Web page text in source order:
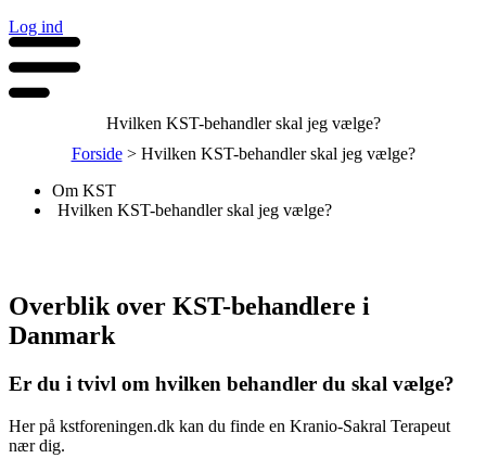
Log ind
Hvilken KST-behandler skal jeg vælge?
Forside> Hvilken KST-behandler skal jeg vælge?
Om KST
Hvilken KST-behandler skal jeg vælge?
Overblik over KST-behandlere i
Danmark
Er du i tvivl om hvilken behandler du skal vælge?
Her på kstforeningen.dk kan du finde en Kranio-Sakral Terapeut
nær dig.